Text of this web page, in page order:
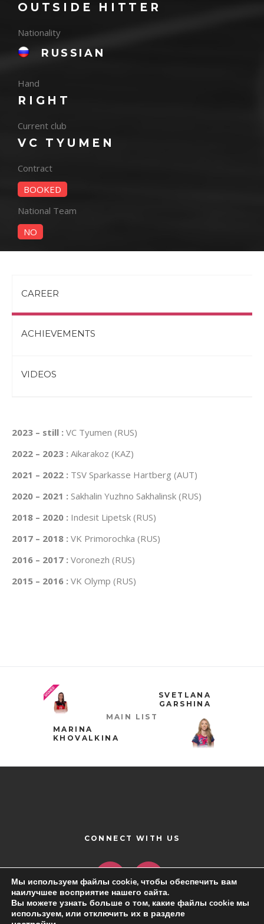
OUTSIDE HITTER
Nationality
RUSSIAN
Hand
RIGHT
Current club
VC TYUMEN
Contract
BOOKED
National Team
NO
CAREER
ACHIEVEMENTS
VIDEOS
2023 – still : VC Tyumen (RUS)
2022 – 2023 : Aikarakoz (KAZ)
2021 – 2022 : TSV Sparkasse Hartberg (AUT)
2020 – 2021 : Sakhalin Yuzhno Sakhalinsk (RUS)
2018 – 2020 : Indesit Lipetsk (RUS)
2017 – 2018 : VK Primorochka (RUS)
2016 – 2017 : Voronezh (RUS)
2015 – 2016 : VK Olymp (RUS)
MARINA
KHOVALKINA
MAIN LIST
SVETLANA
GARSHINA
CONNECT WITH US
Мы используем файлы cookie, чтобы обеспечить вам
наилучшее восприятие нашего сайта.
Вы можете узнать больше о том, какие файлы cookie мы
используем, или отключить их в разделе